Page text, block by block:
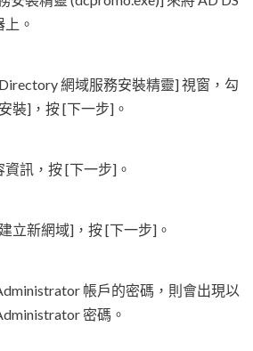
。
網域服務安裝精靈] 視窗，勾
裝]，按 [下一步]。
訊，按 [下一步]。
立新網域]，按 [下一步]。
帳戶的密碼，則會出現以
密碼。